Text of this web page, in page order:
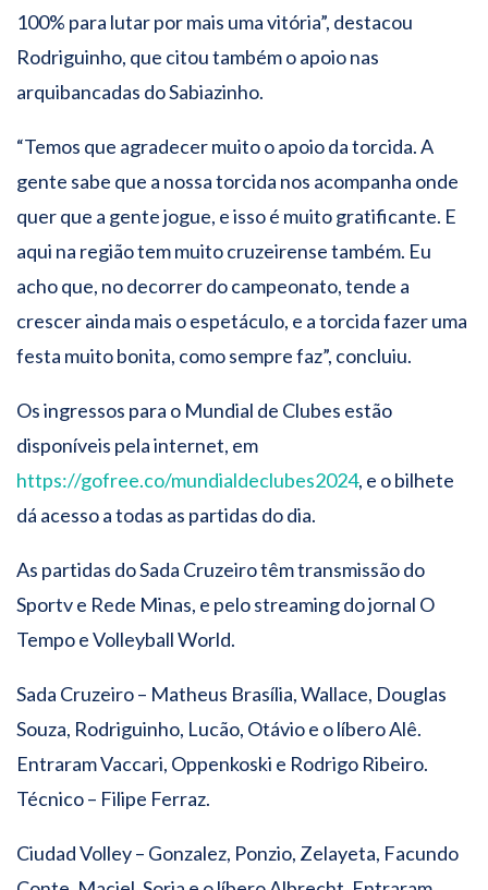
100% para lutar por mais uma vitória”, destacou
Rodriguinho, que citou também o apoio nas
arquibancadas do Sabiazinho.
“Temos que agradecer muito o apoio da torcida. A
gente sabe que a nossa torcida nos acompanha onde
quer que a gente jogue, e isso é muito gratificante. E
aqui na região tem muito cruzeirense também. Eu
acho que, no decorrer do campeonato, tende a
crescer ainda mais o espetáculo, e a torcida fazer uma
festa muito bonita, como sempre faz”, concluiu.
Os ingressos para o Mundial de Clubes estão
disponíveis pela internet, em
https://gofree.co/mundialdeclubes2024, e o bilhete
dá acesso a todas as partidas do dia.
As partidas do Sada Cruzeiro têm transmissão do
Sportv e Rede Minas, e pelo streaming do jornal O
Tempo e Volleyball World.
Sada Cruzeiro – Matheus Brasília, Wallace, Douglas
Souza, Rodriguinho, Lucão, Otávio e o líbero Alê.
Entraram Vaccari, Oppenkoski e Rodrigo Ribeiro.
Técnico – Filipe Ferraz.
Ciudad Volley – Gonzalez, Ponzio, Zelayeta, Facundo